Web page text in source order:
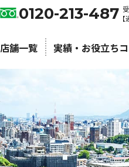
0120-213-487
店舗一覧 実績・お役立ち